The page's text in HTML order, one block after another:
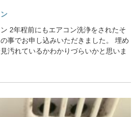
2年程前にもエアコン洗浄をされたそ
事でお申し込みいただきました。 埋め
汚れているかわかりづらいかと思いま